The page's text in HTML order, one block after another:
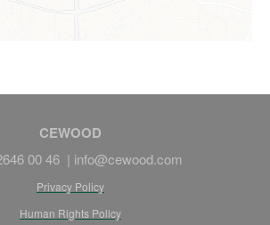
CEWOOD
00 46 | info@cewood.com
Privacy Policy
Human Rights Policy